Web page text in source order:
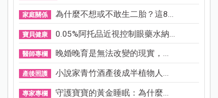
家庭關係 為什麼不想或不敢生二胎？這8...
寶貝健康 0.05%阿托品近視控制眼藥水納...
醫師專欄 晚婚晚育是無法改變的現實，...
產後照護 小說家青竹酒產後成半植物人...
專家專欄 守護寶寶的黃金睡眠：為什麼...